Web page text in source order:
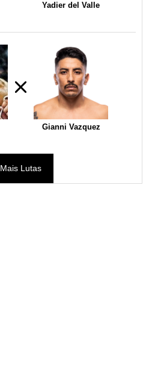
Yadier del Valle
Gianni Vazquez
Mais Lutas